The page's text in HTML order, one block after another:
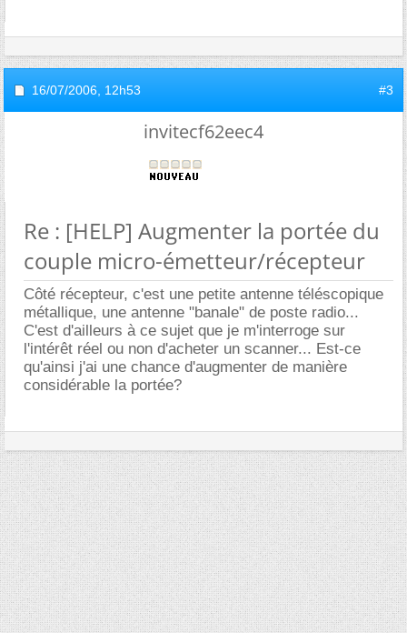
16/07/2006, 12h53 #3
invitecf62eec4
Re : [HELP] Augmenter la portée du
couple micro-émetteur/récepteur
Côté récepteur, c'est une petite antenne téléscopique
métallique, une antenne "banale" de poste radio...
C'est d'ailleurs à ce sujet que je m'interroge sur
l'intérêt réel ou non d'acheter un scanner... Est-ce
qu'ainsi j'ai une chance d'augmenter de manière
considérable la portée?